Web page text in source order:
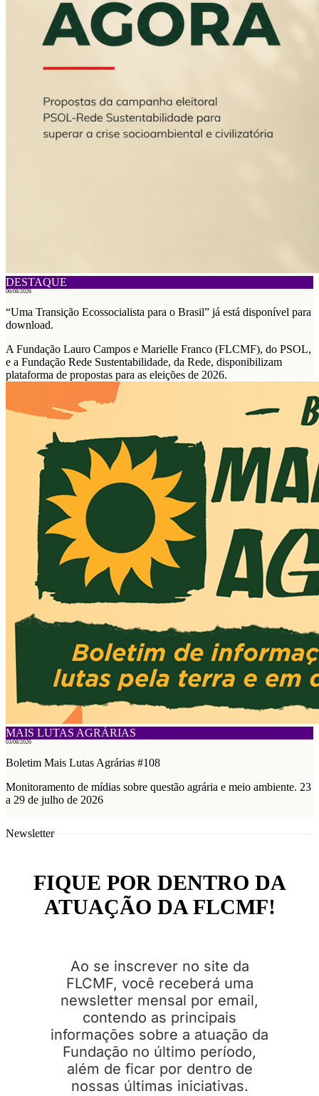
DESTAQUE
06/08/2026
“Uma Transição Ecossocialista para o Brasil” já está disponível para
download.
A Fundação Lauro Campos e Marielle Franco (FLCMF), do PSOL,
e a Fundação Rede Sustentabilidade, da Rede, disponibilizam
plataforma de propostas para as eleições de 2026.
MAIS LUTAS AGRÁRIAS
03/08/2026
Boletim Mais Lutas Agrárias #108
Monitoramento de mídias sobre questão agrária e meio ambiente. 23
a 29 de julho de 2026
Newsletter
FIQUE POR DENTRO DA
ATUAÇÃO DA FLCMF!
Ao se inscrever no site da
FLCMF, você receberá uma
newsletter mensal por email,
contendo as principais
informações sobre a atuação da
Fundação no último período,
além de ficar por dentro de
nossas últimas iniciativas.